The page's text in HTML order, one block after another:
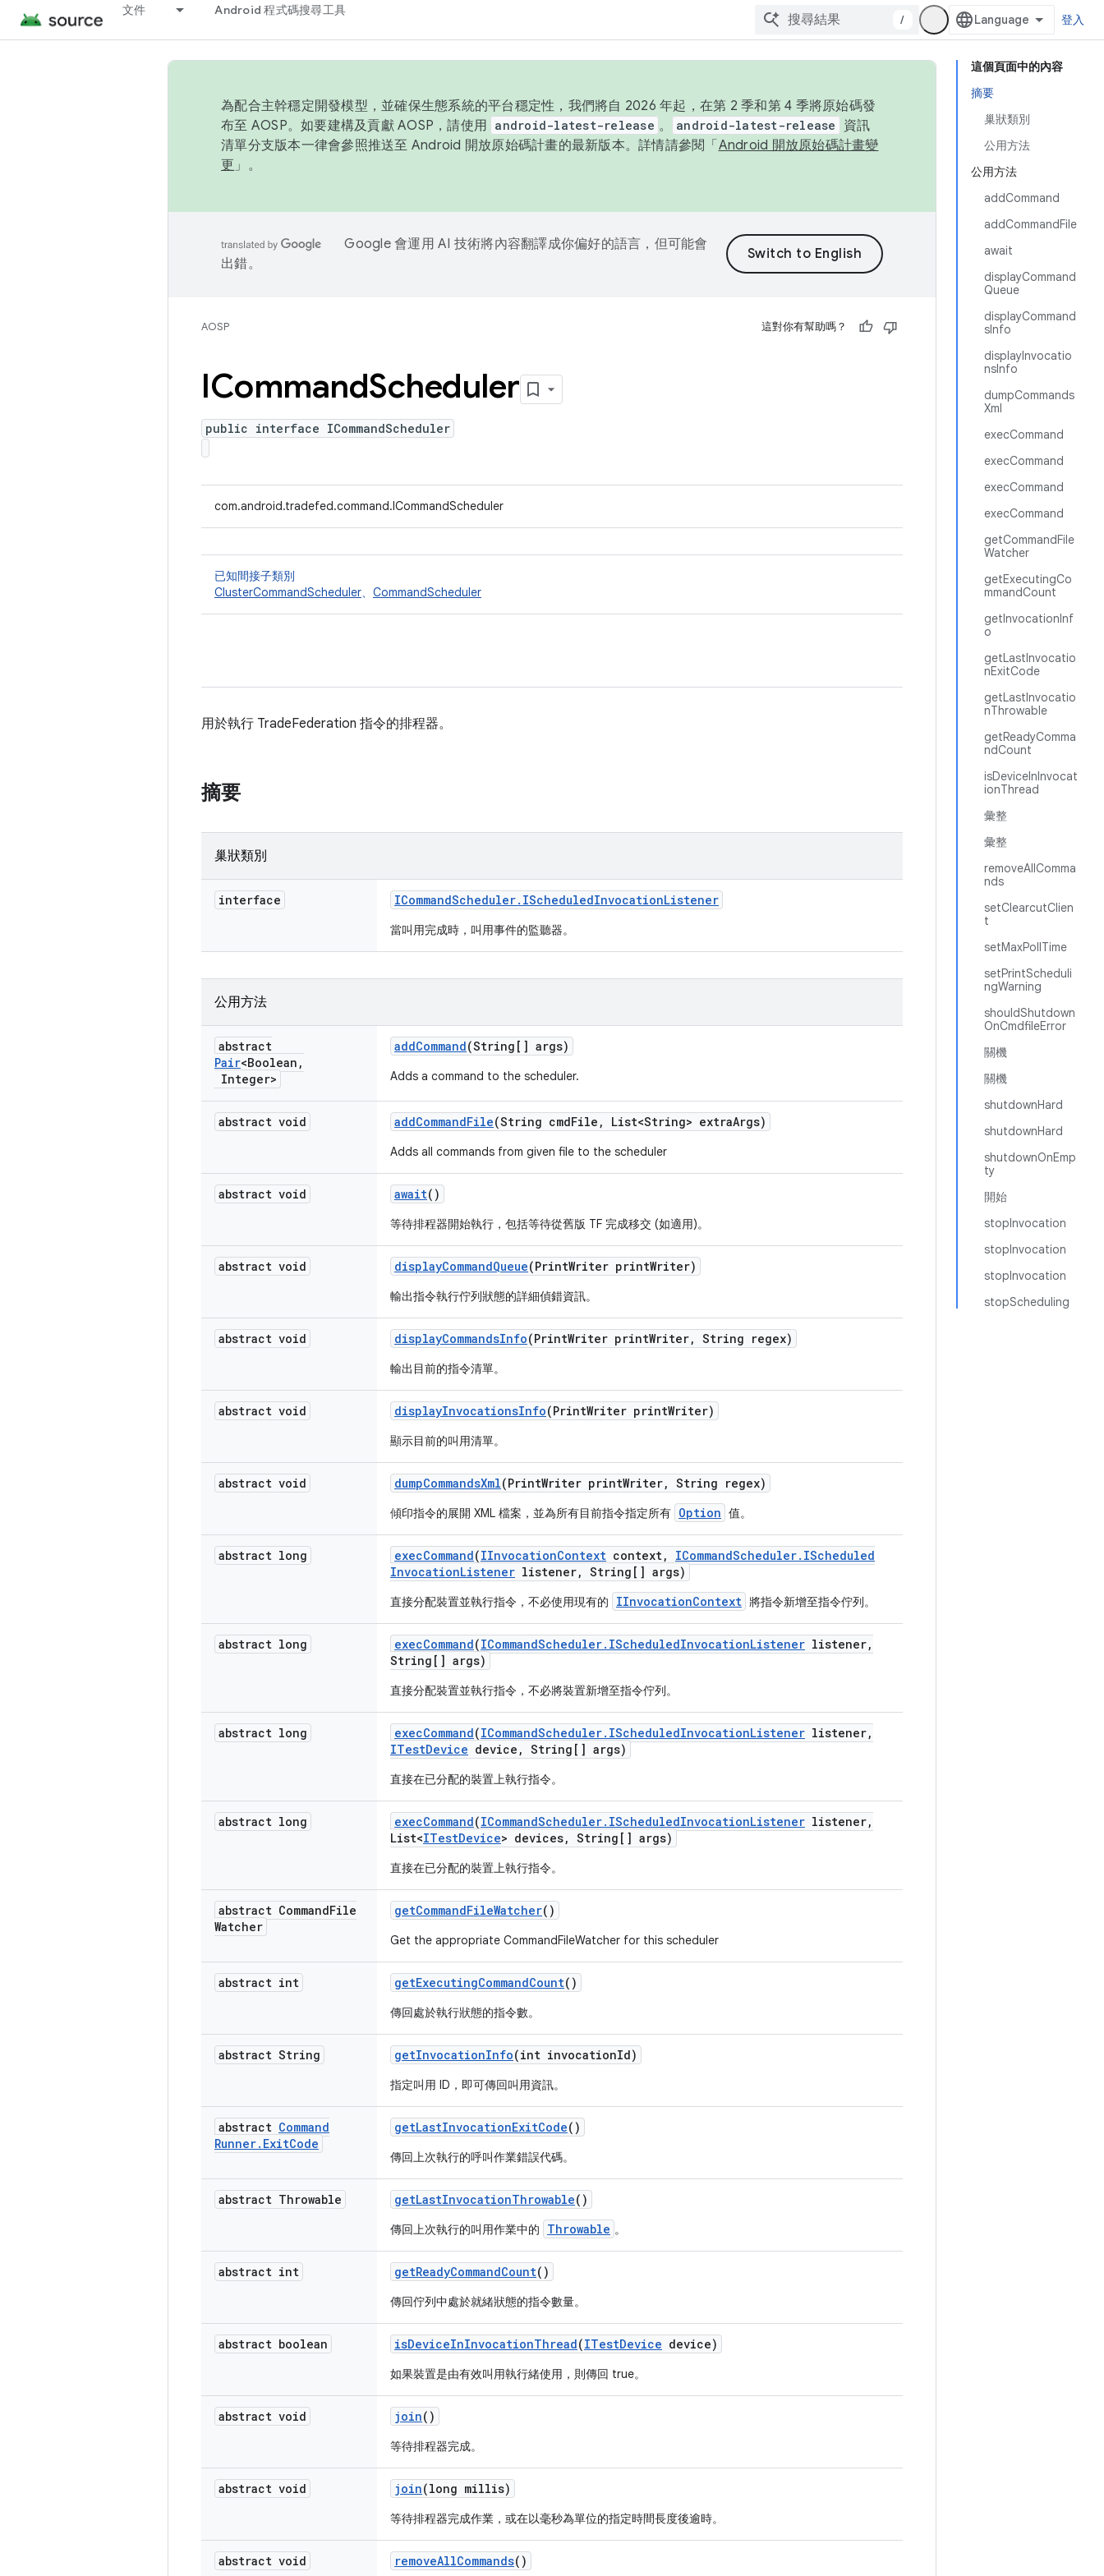
文件 Android 程式碼搜尋工具
/ 登入
這個頁面中的內容
摘要
巢狀類別
公用方法
公用方法
addCommand
addCommandFile
await
displayCommand
Queue
displayCommand
sInfo
displayInvocatio
nsInfo
dumpCommands
Xml
execCommand
execCommand
execCommand
execCommand
getCommandFile
Watcher
getExecutingCo
mmandCount
getInvocationInf
o
getLastInvocatio
nExitCode
getLastInvocatio
nThrowable
getReadyComma
ndCount
isDeviceInInvocat
ionThread
彙整
彙整
removeAllComma
nds
setClearcutClien
t
setMaxPollTime
setPrintScheduli
ngWarning
shouldShutdown
OnCmdfileError
關機
關機
shutdownHard
shutdownHard
shutdownOnEmp
ty
開始
stopInvocation
stopInvocation
stopInvocation
stopScheduling
為配合主幹穩定開發模型，並確保生態系統的平台穩定性，我們將自 2026 年起，在第 2 季和第 4 季將原始碼發
布至 AOSP。如要建構及貢獻 AOSP，請使用 android-latest-release 。 android-latest-release
資訊
清單分支版本一律會參照推送至 Android 開放原始碼計畫的最新版本。詳情請參閱「 Android 開放原始碼計畫變
更 」。
Google 會運用 AI 技術將內容翻譯成你偏好的語言，但可能會
出錯。
AOSP 這對你有幫助嗎？
ICommandScheduler
public interface ICommandScheduler
com.android.tradefed.command.ICommandScheduler
已知間接子類別
ClusterCommandScheduler、 CommandScheduler
用於執行 TradeFederation 指令的排程器。
摘要
巢狀類別
interface ICommandScheduler. IScheduledInvocationListener
當叫用完成時，叫用事件的監聽器。
公用方法
abstract
Pair<Boolean ,
Integer>
addCommand(String[] args)
Adds a command to the scheduler.
abstract void addCommandFile(String cmdFile , List<String> extraArgs)
Adds all commands from given file to the scheduler
abstract void await()
等待排程器開始執行，包括等待從舊版 TF 完成移交 (如適用)。
abstract void displayCommandQueue(PrintWriter printWriter)
輸出指令執行佇列狀態的詳細偵錯資訊。
abstract void displayCommandsInfo(PrintWriter printWriter, String regex)
輸出目前的指令清單。
abstract void displayInvocationsInfo(PrintWriter printWriter)
顯示目前的叫用清單。
abstract void dumpCommandsXml(PrintWriter printWriter, String regex)
傾印指令的展開 XML 檔案，並為所有目前指令指定所有 Option 值。
abstract long execCommand(IInvocationContext context, ICommandScheduler. IScheduled
InvocationListener listener, String[] args)
直接分配裝置並執行指令，不必使用現有的 IInvocationContext 將指令新增至指令佇列。
abstract long execCommand(ICommandScheduler. IScheduledInvocationListener listener,
String[] args)
直接分配裝置並執行指令，不必將裝置新增至指令佇列。
abstract long execCommand(ICommandScheduler. IScheduledInvocationListener listener,
ITestDevice device , String[] args)
直接在已分配的裝置上執行指令。
abstract long execCommand(ICommandScheduler. IScheduledInvocationListener listener,
List<ITestDevice> devices, String[] args)
直接在已分配的裝置上執行指令。
abstract CommandFile
Watcher
getCommandFileWatcher()
Get the appropriate CommandFileWatcher for this scheduler
abstract int getExecutingCommandCount()
傳回處於執行狀態的指令數。
abstract String getInvocationInfo(int invocationId)
指定叫用 ID，即可傳回叫用資訊。
abstract Command
Runner. ExitCode
getLastInvocationExitCode()
傳回上次執行的呼叫作業錯誤代碼。
abstract Throwable getLastInvocationThrowable()
傳回上次執行的叫用作業中的 Throwable 。
abstract int getReadyCommandCount()
傳回佇列中處於就緒狀態的指令數量。
abstract boolean isDeviceInInvocationThread(ITestDevice device)
如果裝置是由有效叫用執行緒使用，則傳回 true。
abstract void join()
等待排程器完成。
abstract void join(long millis)
等待排程器完成作業，或在以毫秒為單位的指定時間長度後逾時。
abstract void removeAllCommands()